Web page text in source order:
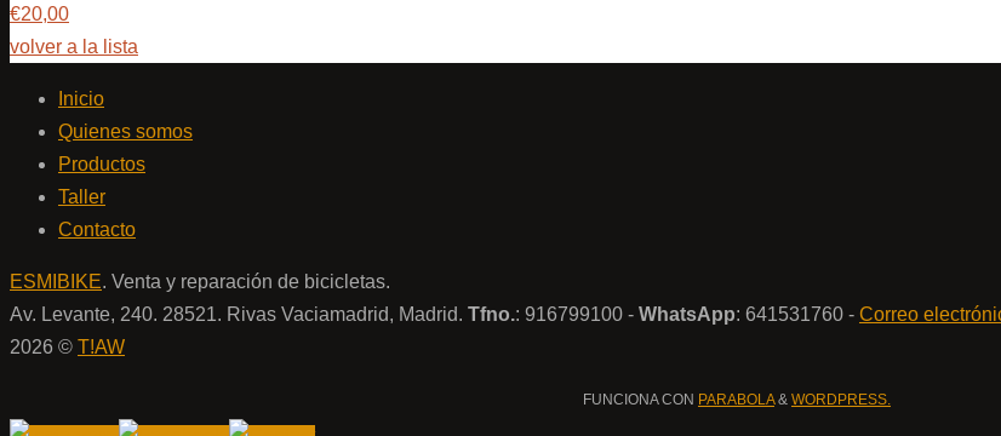
€20,00
volver a la lista
Inicio
Quienes somos
Productos
Taller
Contacto
ESMIBIKE. Venta y reparación de bicicletas.
Av. Levante, 240. 28521. Rivas Vaciamadrid, Madrid. Tfno.: 916799100 - WhatsApp: 641531760 - Correo
2026 © T!AW
FUNCIONA CON PARABOLA& WORDPRESS.